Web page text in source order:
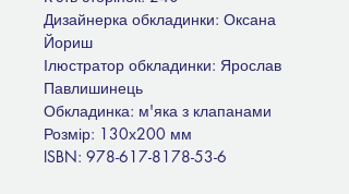
Дизайнерка обкладинки: Оксана
Йориш
Ілюстратор обкладинки: Ярослав
Павлишинець
Обкладинка: м'яка з клапанами
Розмір: 130х200 мм
ISBN: 978-617-8178-53-6